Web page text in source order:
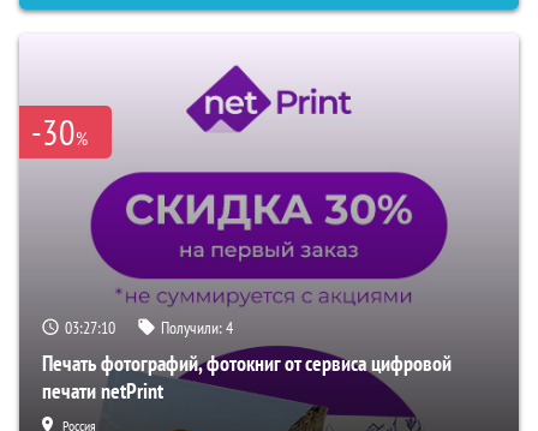
-30%
03:27:09 Получили:4
Печать фотографий, фотокниг от сервиса цифровой
печати netPrint
Россия